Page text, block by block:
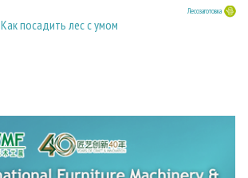
Лесозаготовка
Как посадить лес с умом